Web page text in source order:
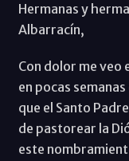
Hermanas y
Albarracín,
Con dolor me veo
en pocas
que el Santo
de pastorear la
este